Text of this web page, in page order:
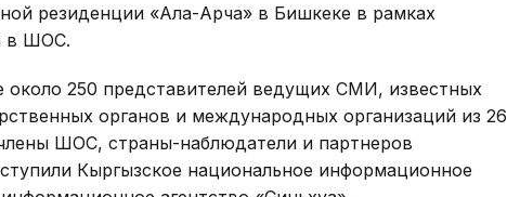
резиденции «Ала-Арча» в Бишкеке в рамках
в ШОС.
около 250 представителей ведущих СМИ, известных
органов и международных организаций из 26
ШОС, страны-наблюдатели и партнеров
Кыргызское национальное информационное